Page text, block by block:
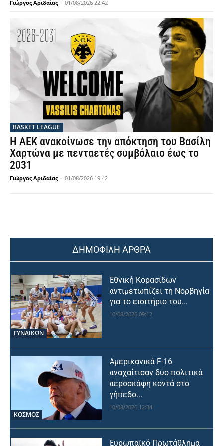
Γιώργος Αριδαίας - 01/08/2026 22:42
BASKET LEAGUE
Η ΑΕΚ ανακοίνωσε την απόκτηση του Βασίλη
Χαρτώνα με πενταετές συμβόλαιο έως το
2031
Γιώργος Αριδαίας - 01/08/2026 19:42
ΔΗΜΟΦΙΛΗ ΑΡΘΡΑ
ΓΥΝΑΙΚΩΝ
Εθνική Κορασίδων
αντιμετωπίζει τη Νορβηγία
για το εισιτήριο του...
10/08/2026 09:12
ΚΟΣΜΟΣ
Αμερικανικά F-16
αναχαίτισαν δύο πολιτικά
αεροσκάφη κοντά στο
γήπεδο...
10/08/2026 12:34
Ευρωπαϊκό Πρωτάθλημα